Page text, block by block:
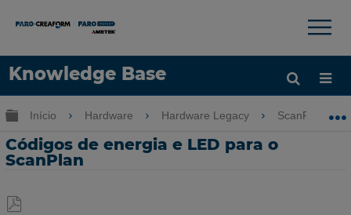
Knowledge Base
Idioma
×
Expandir/recolher hierarquia global
Início Hardware Hardware Legacy ScanPlan
Códigos de energia e LED para o
ScanPlan